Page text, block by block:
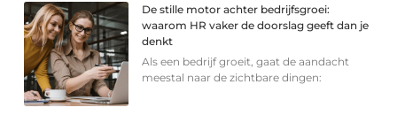
De stille motor achter bedrijfsgroei:
waarom HR vaker de doorslag geeft dan je
denkt
Als een bedrijf groeit, gaat de aandacht
meestal naar de zichtbare dingen: